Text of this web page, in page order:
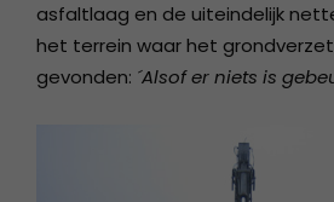
asfaltlaag en de uiteindelijk
het terrein waar het
gevonden: ´Alsof er niets is